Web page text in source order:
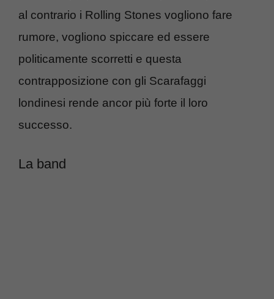
al contrario i Rolling Stones vogliono fare
rumore, vogliono spiccare ed essere
politicamente scorretti e questa
contrapposizione con gli Scarafaggi
londinesi rende ancor più forte il loro
successo.
La band